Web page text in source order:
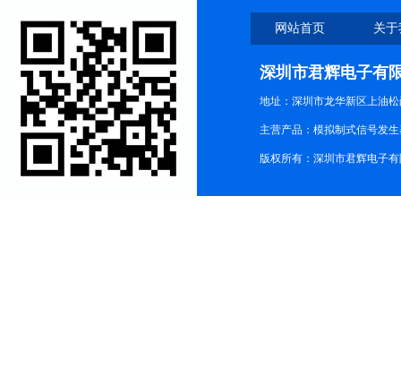
网站首页 关
深圳市君辉电子有
地址：深圳市龙华新区上油松
主营产品：模拟制式信号发
版权所有：深圳市君辉电子